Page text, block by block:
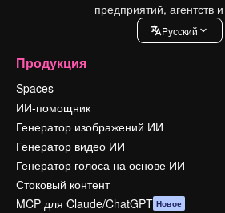
предприятий, агентств
Pусский
Продукция
Spaces
ИИ-помощник
Генератор изображений ИИ
Генератор видео ИИ
Генератор голоса на основе ИИ
Стоковый контент
MCP для Claude/ChatGPT Новое